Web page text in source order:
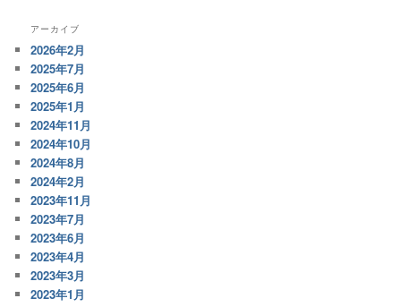
アーカイブ
2026年2月
2025年7月
2025年6月
2025年1月
2024年11月
2024年10月
2024年8月
2024年2月
2023年11月
2023年7月
2023年6月
2023年4月
2023年3月
2023年1月